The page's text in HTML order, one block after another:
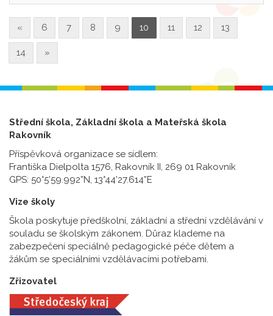
« 6 7 8 9 10 11 12 13
14 »
Střední škola, Základní škola a Mateřská škola
Rakovník
Příspěvková organizace se sídlem:
Františka Dielpolta 1576, Rakovník II, 269 01 Rakovník
GPS: 50°5’59.992”N, 13°44’27.614”E
Vize školy
Škola poskytuje předškolní, základní a střední vzdělávání v
souladu se školským zákonem. Důraz klademe na
zabezpečení speciálně pedagogické péče dětem a
žákům se speciálními vzdělávacími potřebami.
Zřizovatel